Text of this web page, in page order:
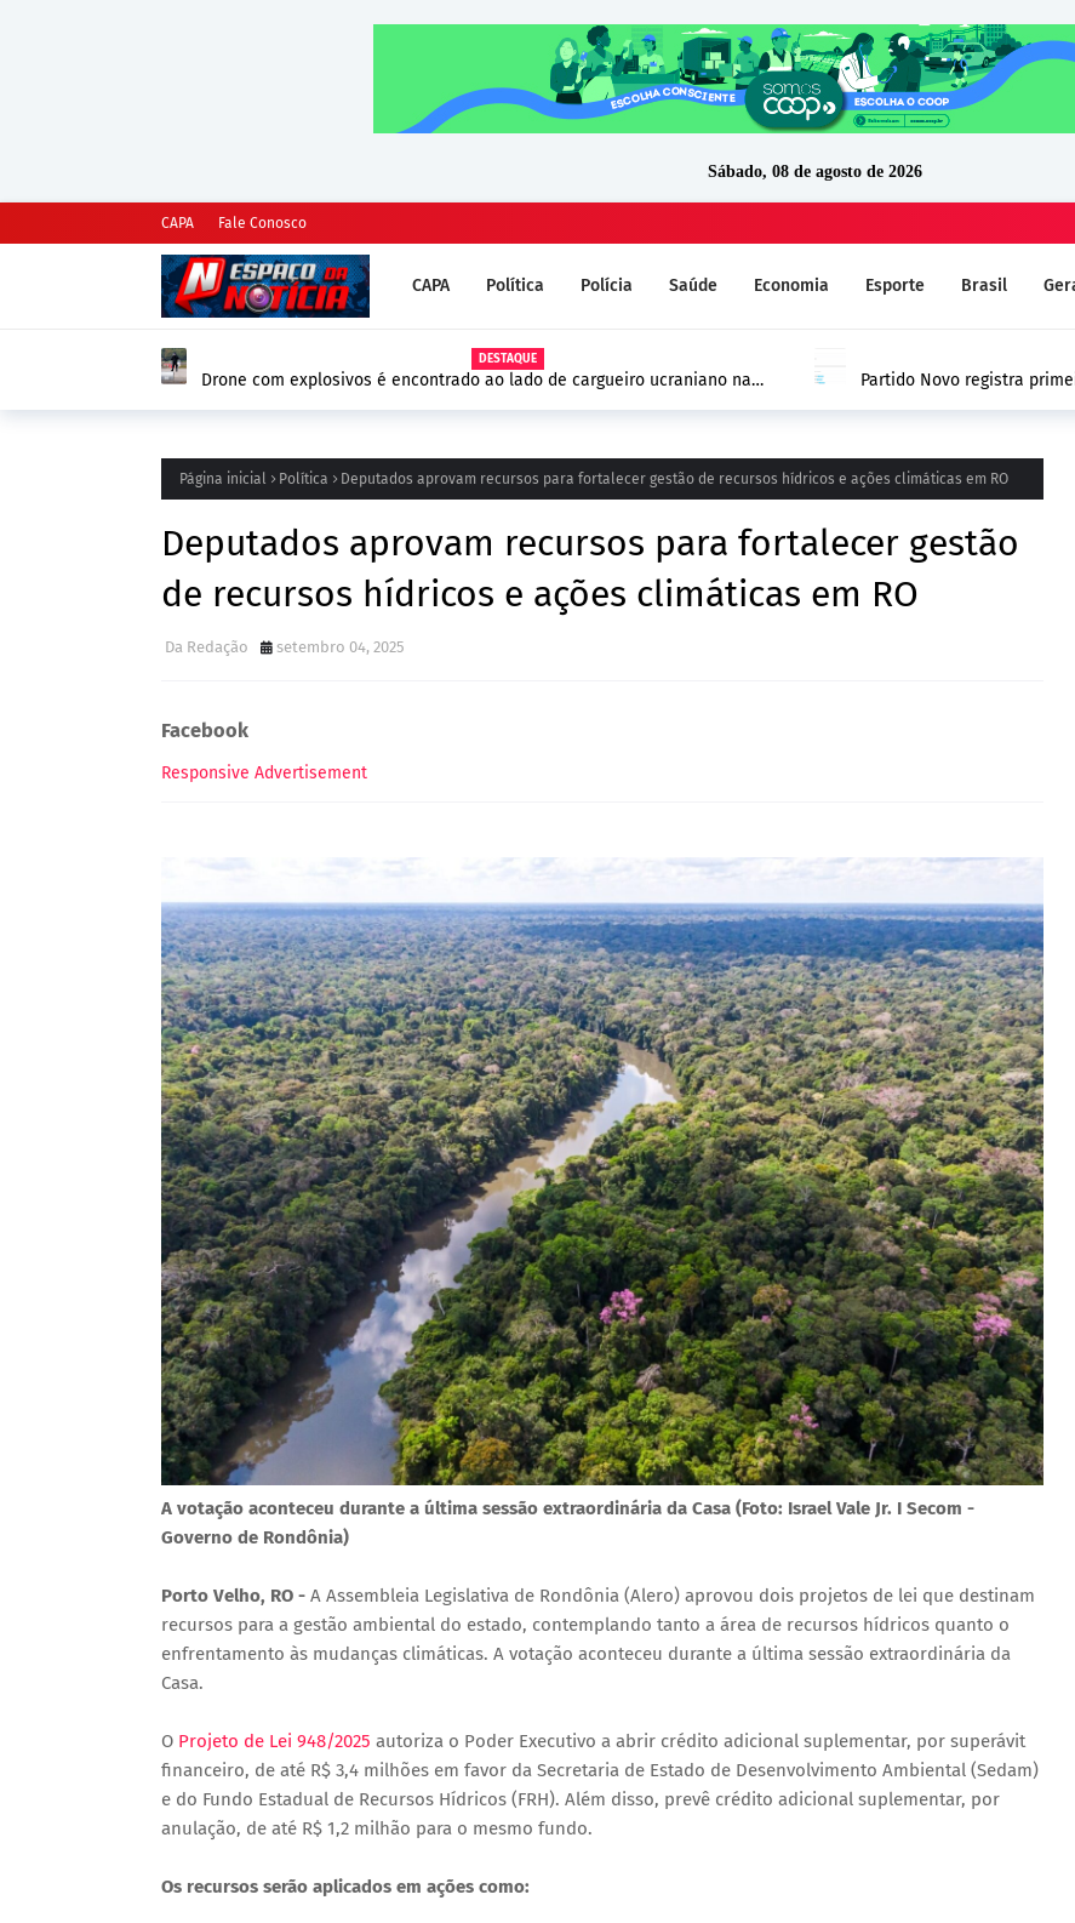
Sábado, 08 de agosto de 2026
CAPA Fale Conosco
CAPA Política Polícia Saúde Economia Esporte Brasil
Partido Novo registra primeiros
Página inicial Política Deputados aprovam recursos para fortalecer gestão de recursos hídricos e ações climáticas em RO
Deputados aprovam recursos para fortalecer gestão
de recursos hídricos e ações climáticas em RO
Da Redação setembro 04, 2025
Facebook
Responsive Advertisement
A votação aconteceu durante a última sessão extraordinária da Casa (Foto: Israel Vale Jr. I Secom -
Governo de Rondônia)
Porto Velho, RO - A Assembleia Legislativa de Rondônia (Alero) aprovou dois projetos de lei que destinam
recursos para a gestão ambiental do estado, contemplando tanto a área de recursos hídricos quanto o
enfrentamento às mudanças climáticas. A votação aconteceu durante a última sessão extraordinária da
Casa.
O Projeto de Lei 948/2025 autoriza o Poder Executivo a abrir crédito adicional suplementar, por superávit
financeiro, de até R$ 3,4 milhões em favor da Secretaria de Estado de Desenvolvimento Ambiental (Sedam)
e do Fundo Estadual de Recursos Hídricos (FRH). Além disso, prevê crédito adicional suplementar, por
anulação, de até R$ 1,2 milhão para o mesmo fundo.
Os recursos serão aplicados em ações como: